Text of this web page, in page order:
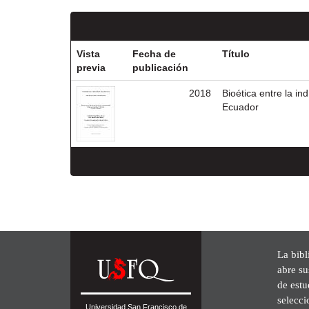
Vista
previa
Fecha de
publicación
Título
2018
Bioética entre la
Ecuador
Universidad San Francisco de
La
abre
de